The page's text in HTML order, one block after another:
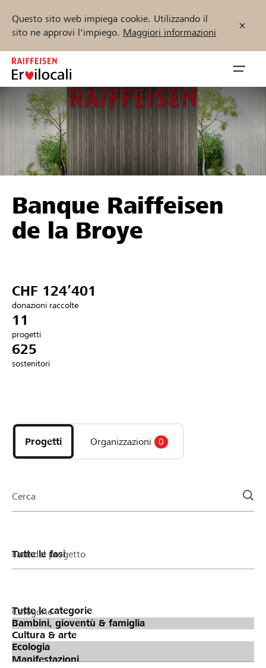
Questo sito web impiega cookie. Utilizzando il
sito ne approvi l'impiego. Maggiori informazioni
Zum
Inhalt
springen
öffnen
Sostenere
Aiuto & supporto
Collegarsi
Trova progetti e organizzazioni
Inizia ora
DE FR IT
Banque Raiffeisen
de la Broye
CHF 124’401
donazioni raccolte
11
progetti
625
sostenitori
i
progetti
e
della
Progetti Organizzazioni 0
Cerca
Fase del progetto
Categorie